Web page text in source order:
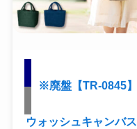
※廃盤【TR-0845】
ウォッシュキャンバス